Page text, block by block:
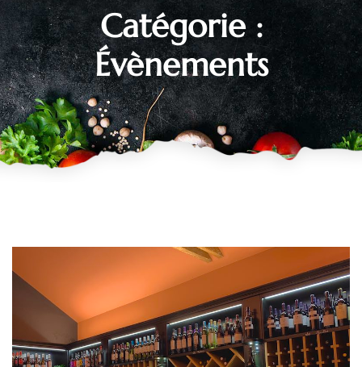
Catégorie :
Évènements